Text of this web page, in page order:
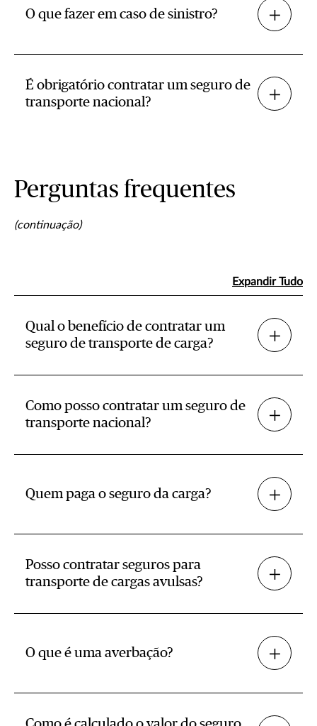
O que fazer em caso de sinistro?
É obrigatório contratar um seguro de
transporte nacional?
Perguntas frequentes
(continuação)
Expandir Tudo
Qual o benefício de contratar um
seguro de transporte de carga?
Como posso contratar um seguro de
transporte nacional?
Quem paga o seguro da carga?
Posso contratar seguros para
transporte de cargas avulsas?
O que é uma averbação?